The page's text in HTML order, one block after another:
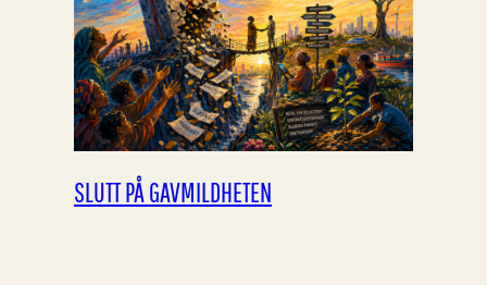
SLUTT PÅ GAVMILDHETEN